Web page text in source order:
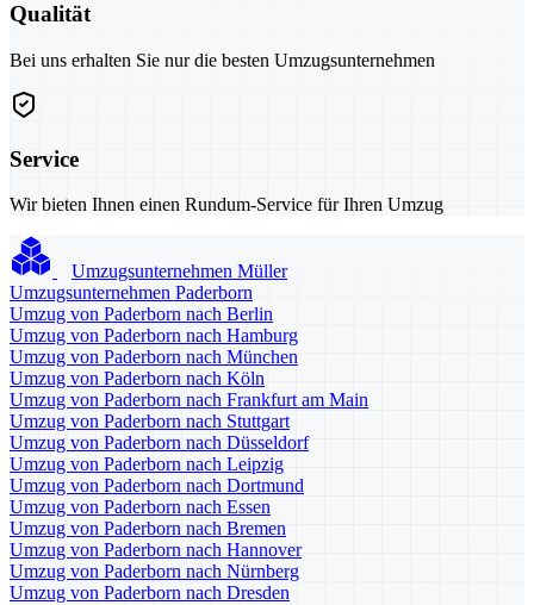
Qualität
Bei uns erhalten Sie nur die besten Umzugsunternehmen
Service
Wir bieten Ihnen einen Rundum-Service für Ihren Umzug
Umzugsunternehmen Müller
Umzugsunternehmen Paderborn
Umzug von Paderborn nach Berlin
Umzug von Paderborn nach Hamburg
Umzug von Paderborn nach München
Umzug von Paderborn nach Köln
Umzug von Paderborn nach Frankfurt am Main
Umzug von Paderborn nach Stuttgart
Umzug von Paderborn nach Düsseldorf
Umzug von Paderborn nach Leipzig
Umzug von Paderborn nach Dortmund
Umzug von Paderborn nach Essen
Umzug von Paderborn nach Bremen
Umzug von Paderborn nach Hannover
Umzug von Paderborn nach Nürnberg
Umzug von Paderborn nach Dresden